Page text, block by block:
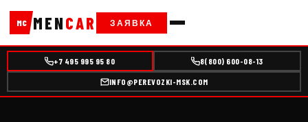
MC MENCAR ЗАЯВКА
+7 495 995 95 80 8(800) 600-08-13
INFO@PEREVOZKI-MSK.COM